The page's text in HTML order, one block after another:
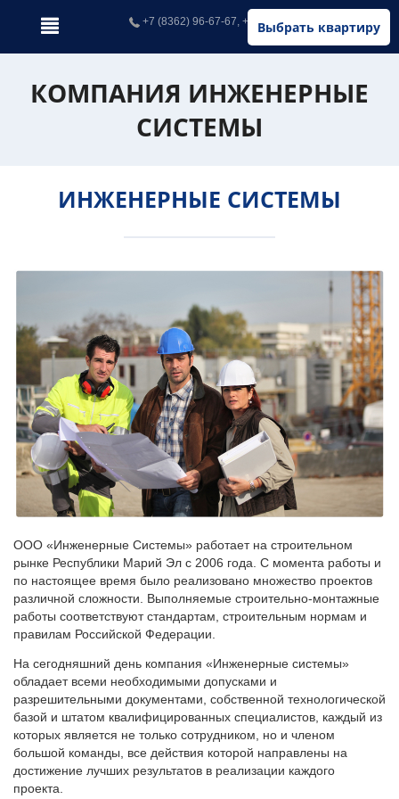
Выбрать квартиру
+7 (8362) 96-67-67, +7 (902) 326-67-67
КОМПАНИЯ ИНЖЕНЕРНЫЕ
СИСТЕМЫ
ИНЖЕНЕРНЫЕ СИСТЕМЫ
ООО «Инженерные Системы» работает на строительном
рынке Республики Марий Эл с 2006 года. С момента работы и
по настоящее время было реализовано множество проектов
различной сложности. Выполняемые строительно-монтажные
работы соответствуют стандартам, строительным нормам и
правилам Российской Федерации.
На сегодняшний день компания «Инженерные системы»
обладает всеми необходимыми допусками и
разрешительными документами, собственной технологической
базой и штатом квалифицированных специалистов, каждый из
которых является не только сотрудником, но и членом
большой команды, все действия которой направлены на
достижение лучших результатов в реализации каждого
проекта.